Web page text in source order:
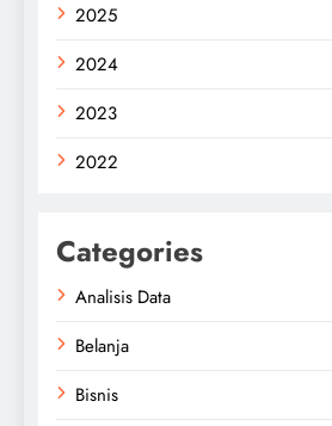
2025
2024
2023
2022
Categories
Analisis Data
Belanja
Bisnis